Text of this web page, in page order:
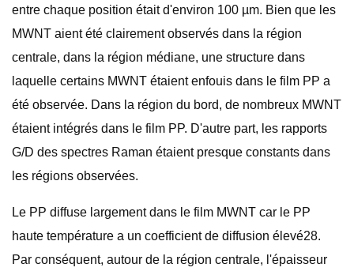
entre chaque position était d'environ 100 µm. Bien que les
MWNT aient été clairement observés dans la région
centrale, dans la région médiane, une structure dans
laquelle certains MWNT étaient enfouis dans le film PP a
été observée. Dans la région du bord, de nombreux MWNT
étaient intégrés dans le film PP. D'autre part, les rapports
G/D des spectres Raman étaient presque constants dans
les régions observées.
Le PP diffuse largement dans le film MWNT car le PP
haute température a un coefficient de diffusion élevé28.
Par conséquent, autour de la région centrale, l'épaisseur